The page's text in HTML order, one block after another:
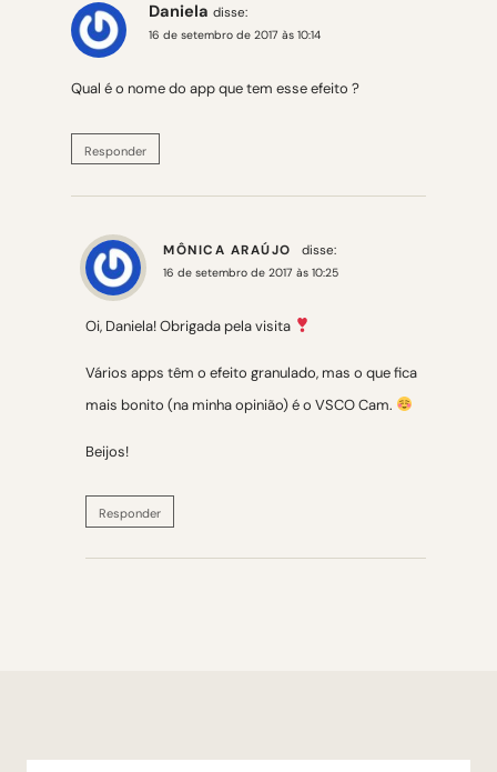
Daniela disse:
16 de setembro de 2017 às 10:14
Qual é o nome do app que tem esse efeito ?
Responder
MÔNICA ARAÚJO disse:
16 de setembro de 2017 às 10:25
Oi, Daniela! Obrigada pela visita
Vários apps têm o efeito granulado, mas o que fica
mais bonito (na minha opinião) é o VSCO Cam.
Beijos!
Responder